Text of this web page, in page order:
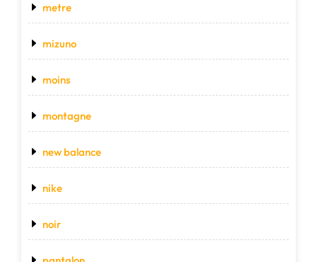
metre
mizuno
moins
montagne
new balance
nike
noir